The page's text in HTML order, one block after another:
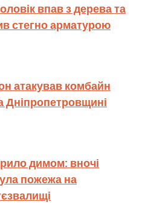
впав з дерева та
стегно арматурою
атакував комбайн
Дніпропетровщині
димом: вночі
пожежа на